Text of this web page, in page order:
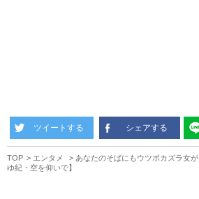
ツイートする シェアする
TOP エンタメ
あなたのそばにもウツボカズラ女
ゆ紀・空を仰いで】